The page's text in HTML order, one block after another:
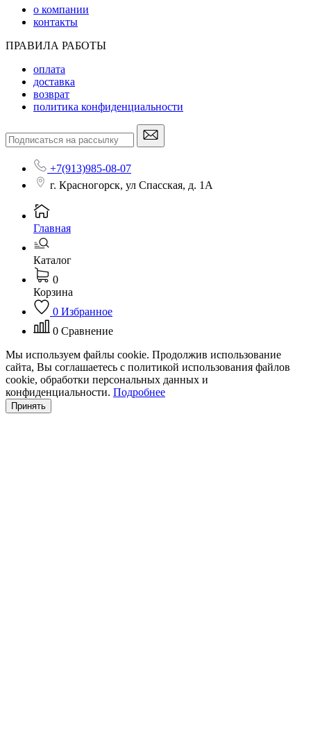
о компании
контакты
ПРАВИЛА РАБОТЫ
оплата
доставка
возврат
политика конфиденциальности
+7(913)985-08-07
г. Красногорск, ул Спасская, д. 1А
Главная
Каталог
0
Корзина
0 Избранное
0 Сравнение
Мы используем файлы cookie. Продолжив использование
сайта, Вы соглашаетесь с политикой использования файлов
cookie, обработки персональных данных и
конфиденциальности. Подробнее
Принять